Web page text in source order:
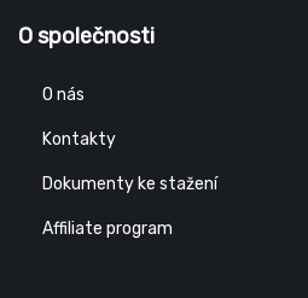
O společnosti
O nás
Kontakty
Dokumenty ke stažení
Affiliate program